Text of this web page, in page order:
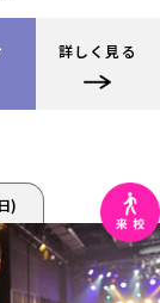
詳しく見る
)